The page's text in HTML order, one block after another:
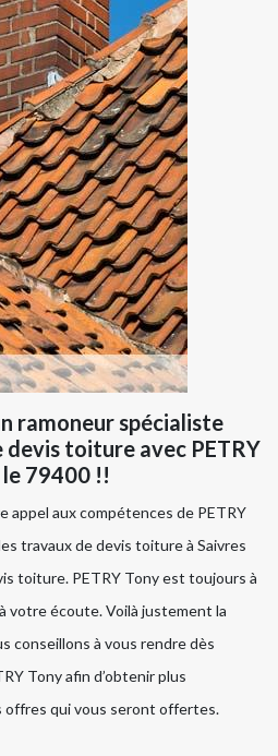
ramoneur spécialiste
toiture avec PETRY
le 79400 !!
appel aux compétences de PETRY
travaux de devis toiture à Saivres
toiture. PETRY Tony est toujours à
écoute. Voilà justement la
conseillons à vous rendre dès
Tony afin d’obtenir plus
offres qui vous seront offertes.